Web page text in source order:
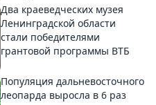
Два краеведческих музея
Ленинградской области
стали победителями
грантовой программы ВТБ
Популяция дальневосточного
леопарда выросла в 6 раз